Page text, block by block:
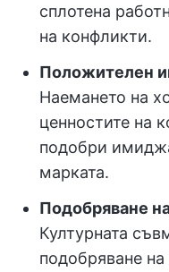
сплотена
на конфликти.
Положителен
Наемането на
ценностите на
подобри
марката.
Подобряване
Културната
подобряване